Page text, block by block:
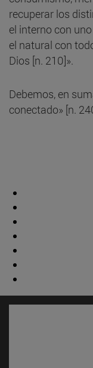
recuperar los
el interno con
el natural con
Dios [n. 210]».
Debemos, en
conectado» [n.